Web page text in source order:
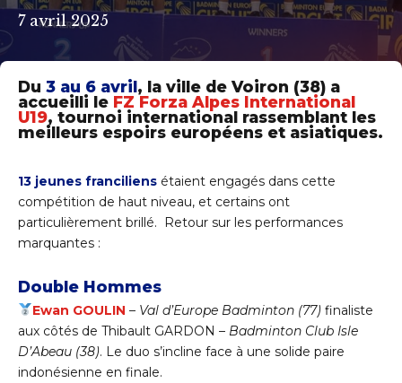
7 avril 2025
Du 3 au 6 avril, la ville de Voiron (38) a
accueilli le FZ Forza Alpes International
U19, tournoi international rassemblant les
meilleurs espoirs européens et asiatiques.
13 jeunes franciliens étaient engagés dans cette
compétition de haut niveau, et certains ont
particulièrement brillé. Retour sur les performances
marquantes :
Double Hommes
Ewan GOULIN – Val d’Europe Badminton (77)finaliste
aux côtés de Thibault GARDON – Badminton Club Isle
D’Abeau (38). Le duo s’incline face à une solide paire
indonésienne en finale.